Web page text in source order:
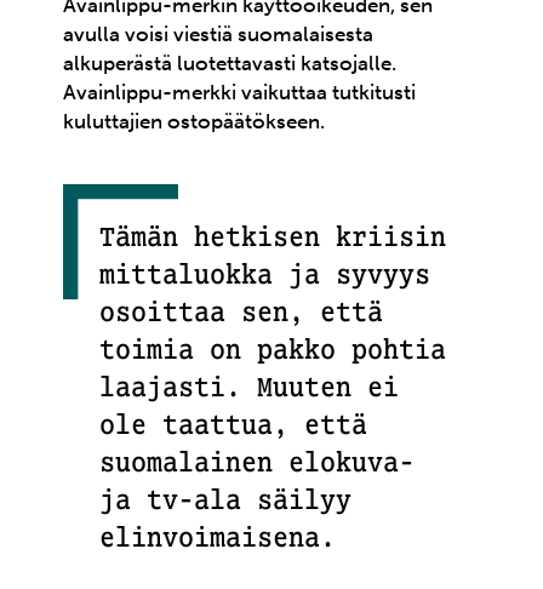
avulla voisi viestiä suomalaisesta
alkuperästä luotettavasti katsojalle.
Avainlippu-merkki vaikuttaa tutkitusti
kuluttajien ostopäätökseen.
Tämän hetkisen kriisin
mittaluokka ja syvyys
osoittaa sen, että
toimia on pakko pohtia
laajasti. Muuten ei
ole taattua, että
suomalainen elokuva-
ja tv-ala säilyy
elinvoimaisena.